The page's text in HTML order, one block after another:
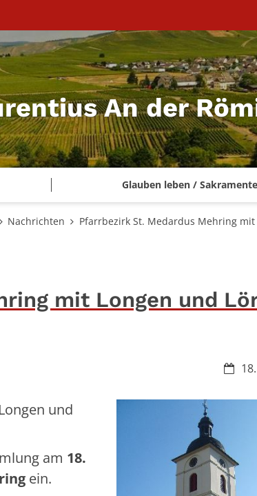
An der
Glauben leben / Sakramente
Nachrichten Pfarrbezirk St. Medardus Mehring
mit Longen und
und
am 18.
ein.